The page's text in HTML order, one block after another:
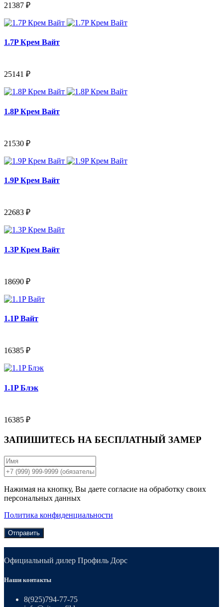
21387 ₽
1.7P Крем Вайт
25141 ₽
1.8P Крем Вайт
21530 ₽
1.9P Крем Вайт
22683 ₽
1.3P Крем Вайт
18690 ₽
1.1P Вайт
16385 ₽
1.1P Блэк
16385 ₽
ЗАПИШИТЕСЬ НА БЕСПЛАТНЫЙ ЗАМЕР
Нажимая на кнопку, Вы даете согласие на обработку своих
персональных данных
Политика конфиденциальности
Отправить
Официальный дилер Профиль Дорс
Наши контакты
8(925)794-77-75